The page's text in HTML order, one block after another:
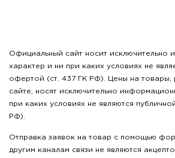
Официальный сайт носит исключительно
характер и ни при каких условиях не
офертой (ст. 437 ГК РФ). Цены на товары,
сайте, носят исключительно
при каких условиях не являются
РФ).
Отправка заявок на товар с помощью
другим каналам связи не являются